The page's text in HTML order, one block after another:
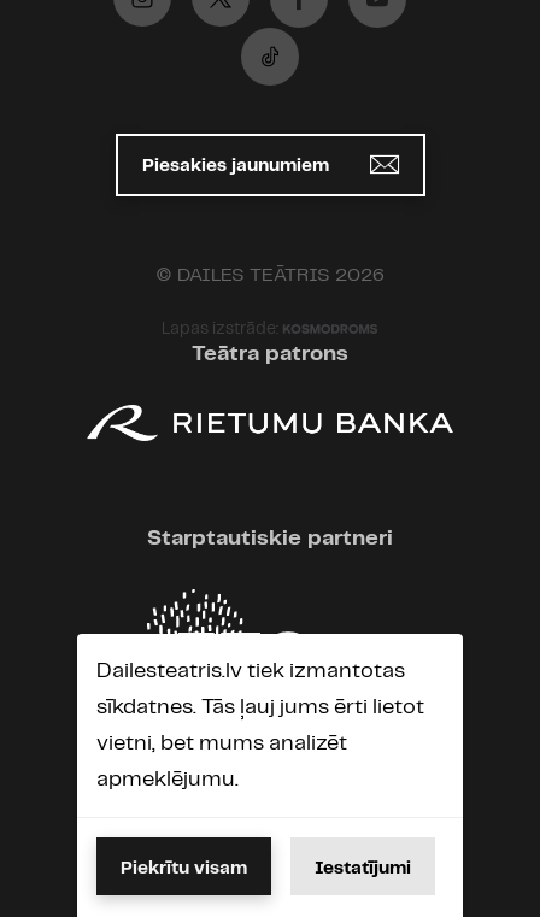
Piesakies jaunumiem
© DAILES TEĀTRIS 2026
Lapas izstrāde:
Teātra patrons
Starptautiskie partneri
Dailesteatris.lv tiek izmantotas
sīkdatnes. Tās ļauj jums ērti lietot
vietni, bet mums analizēt
apmeklējumu.
Piekrītu visam Iestatījumi